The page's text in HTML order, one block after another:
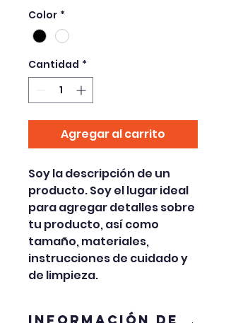
Color *
Cantidad *
Agregar al carrito
Soy la descripción de un
producto. Soy el lugar ideal
para agregar detalles sobre
tu producto, así como
tamaño, materiales,
instrucciones de cuidado y
de limpieza.